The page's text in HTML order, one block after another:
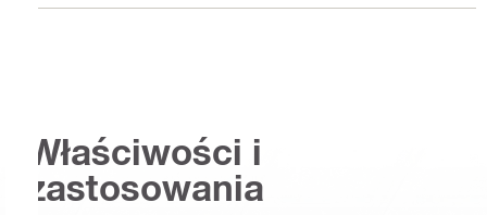
Właściwości i
zastosowania